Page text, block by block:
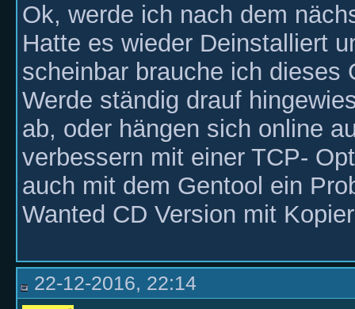
Ok, werde ich nach dem
Hatte es wieder Deinstalliert
scheinbar brauche ich dieses
Werde ständig drauf
ab, oder hängen sich online
verbessern mit einer TCP-
auch mit dem Gentool ein
Wanted CD Version mit
22-12-2016, 22:14